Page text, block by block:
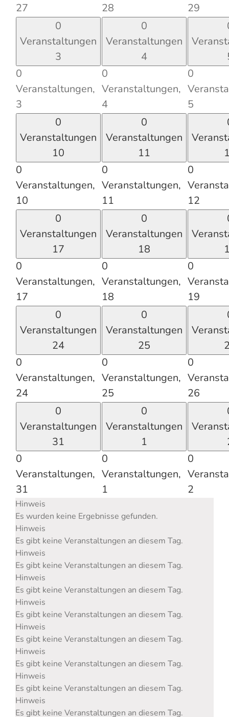
27
28
29
0
Veranstaltungen
3
0
Veranstaltungen,
3
0
Veranstaltungen
4
0
Veranstaltungen,
4
0
5
0
Veranstaltungen
10
0
Veranstaltungen,
10
0
Veranstaltungen
11
0
Veranstaltungen,
11
0
12
0
Veranstaltungen
17
0
Veranstaltungen,
17
0
Veranstaltungen
18
0
Veranstaltungen,
18
0
19
0
Veranstaltungen
24
0
Veranstaltungen,
24
0
Veranstaltungen
25
0
Veranstaltungen,
25
0
26
0
Veranstaltungen
31
0
Veranstaltungen,
31
0
Veranstaltungen
1
0
Veranstaltungen,
1
0
2
Hinweis
Es wurden keine Ergebnisse gefunden.
Hinweis
Es gibt keine Veranstaltungen an diesem Tag.
Hinweis
Es gibt keine Veranstaltungen an diesem Tag.
Hinweis
Es gibt keine Veranstaltungen an diesem Tag.
Hinweis
Es gibt keine Veranstaltungen an diesem Tag.
Hinweis
Es gibt keine Veranstaltungen an diesem Tag.
Hinweis
Es gibt keine Veranstaltungen an diesem Tag.
Hinweis
Es gibt keine Veranstaltungen an diesem Tag.
Hinweis
Es gibt keine Veranstaltungen an diesem Tag.